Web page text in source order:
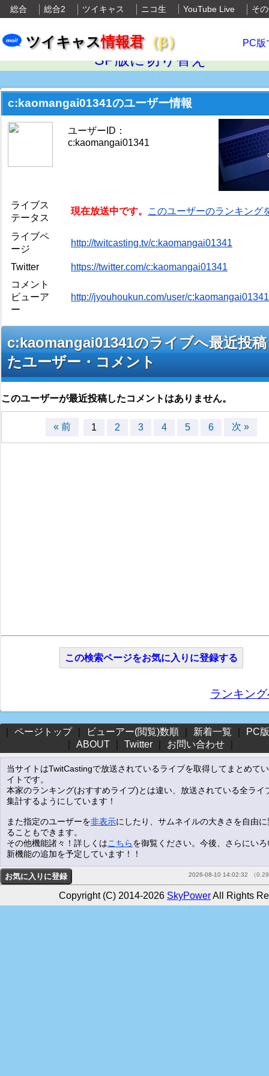
総合 総合2 ツイキャス ニコ生 YouTube Live そ
ツイキャス情報君（β） PC版
SP版に切り替え
c:kaomangai01341のユーザー情報
ユーザーID：
c:kaomangai01341
ライブス
テータス
現在放送中です。 このユーザーのランキング
ライブペ
ージ
http://twitcasting.tv/c:kaomangai01341
Twitter
https://twitter.com/c:kaomangai01341
コメント
ビューア
ー
http://jyouhoukun.com/user/
c:kaomangai01341のライブへ最近投
たユーザー・コメント
このユーザーが最近投稿したコメントはありません。
« 前 1 2 3 4 5 6 次 »
この検索ページをお気に入りに登録する
ランキン
ページトップ｜ ビューアー(閲覧)数順｜ 新着一覧
PC
ABOUT｜ Twitter｜ お問い合わせ｜
当サイトはTwitCastingで放送されているライブを取得してまとめて
イトです。
本家のランキング(おすすめライブ)とは違い、放送されている全ライ
集計するようにしています！
また指定のユーザーを非表示にしたり、サムネイルの大きさを自由
ることもできます。
その他機能諸々！詳しくはこちらを御覧ください。今後、さらにい
新機能の追加を予定しています！！
2026-08-10 14:02:32 （
Copyright (C) 2014-2026 SkyPowerAll Rights